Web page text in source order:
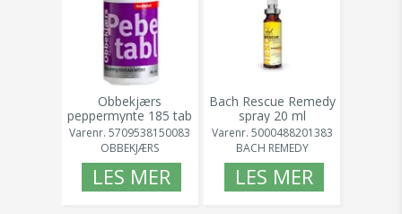
Obbekjærs
peppermynte 185 tab
Varenr. 5709538150083
OBBEKJÆRS
LES MER
Bach Rescue Remedy
spray 20 ml
Varenr. 5000488201383
BACH REMEDY
LES MER